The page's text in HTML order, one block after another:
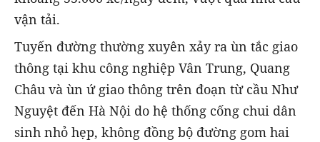
vận tải.
Tuyến đường thường xuyên xảy ra ùn tắc giao
thông tại khu công nghiệp Vân Trung, Quang
Châu và ùn ứ giao thông trên đoạn từ cầu Như
Nguyệt đến Hà Nội do hệ thống cống chui dân
sinh nhỏ hẹp, không đồng bộ đường gom hai